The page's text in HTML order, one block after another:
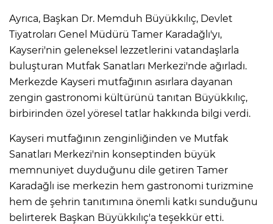
Ayrıca, Başkan Dr. Memduh Büyükkılıç, Devlet
Tiyatroları Genel Müdürü Tamer Karadağlı'yı,
Kayseri'nin geleneksel lezzetlerini vatandaşlarla
buluşturan Mutfak Sanatları Merkezi'nde ağırladı.
Merkezde Kayseri mutfağının asırlara dayanan
zengin gastronomi kültürünü tanıtan Büyükkılıç,
birbirinden özel yöresel tatlar hakkında bilgi verdi.
Kayseri mutfağının zenginliğinden ve Mutfak
Sanatları Merkezi'nin konseptinden büyük
memnuniyet duyduğunu dile getiren Tamer
Karadağlı ise merkezin hem gastronomi turizmine
hem de şehrin tanıtımına önemli katkı sunduğunu
belirterek Başkan Büyükkılıç'a teşekkür etti.